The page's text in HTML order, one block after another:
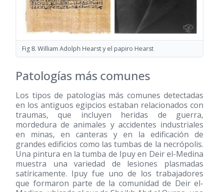
Fig 8. William Adolph Hearst y el papiro Hearst
Patologías más comunes
Los tipos de patologías más comunes detectadas
en los antiguos egipcios estaban relacionados con
traumas, que incluyen heridas de guerra,
mordedura de animales y accidentes industriales
en minas, en canteras y en la edificación de
grandes edificios como las tumbas de la necrópolis.
Una pintura en la tumba de Ipuy en Deir el-Medina
muestra una variedad de lesiones plasmadas
satíricamente. Ipuy fue uno de los trabajadores
que formaron parte de la comunidad de Deir el-